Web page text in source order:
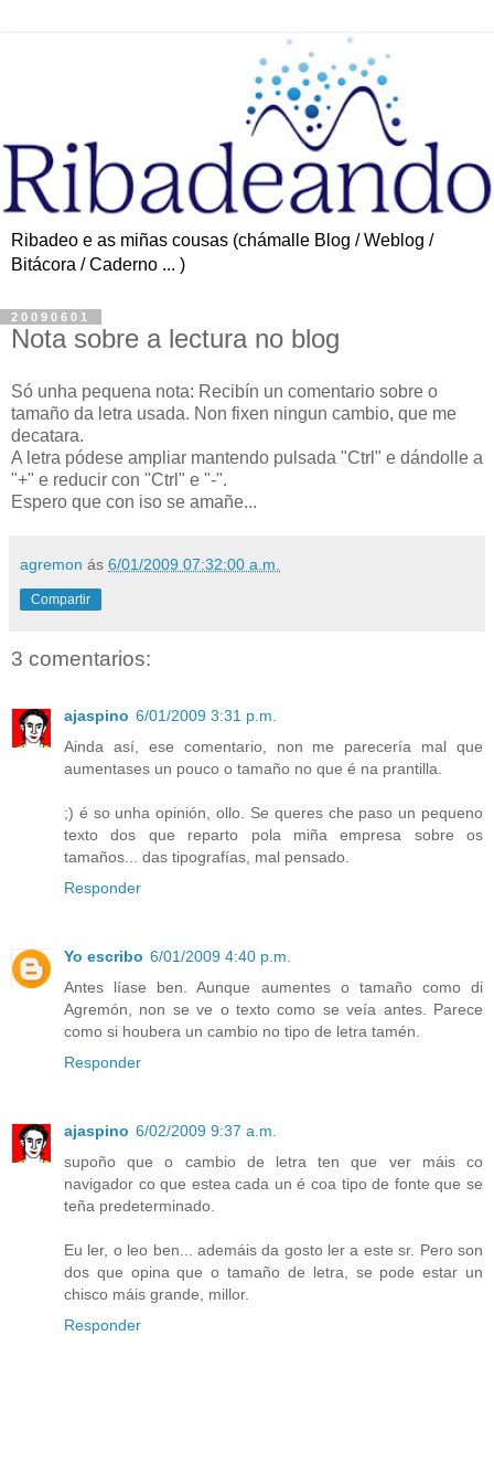
Ribadeo e as miñas cousas (chámalle Blog / Weblog /
Bitácora / Caderno ... )
20090601
Nota sobre a lectura no blog
Só unha pequena nota: Recibín un comentario sobre o
tamaño da letra usada. Non fixen ningun cambio, que me
decatara.
A letra pódese ampliar mantendo pulsada "Ctrl" e dándolle a
"+" e reducir con "Ctrl" e "-".
Espero que con iso se amañe...
agremon ás 6/01/2009 07:32:00 a.m.
Compartir
3 comentarios:
ajaspino 6/01/2009 3:31 p.m.
Ainda así, ese comentario, non me parecería mal que
aumentases un pouco o tamaño no que é na prantilla.
;) é so unha opinión, ollo. Se queres che paso un pequeno
texto dos que reparto pola miña empresa sobre os
tamaños... das tipografías, mal pensado.
Responder
Yo escribo 6/01/2009 4:40 p.m.
Antes líase ben. Aunque aumentes o tamaño como di
Agremón, non se ve o texto como se veía antes. Parece
como si houbera un cambio no tipo de letra tamén.
Responder
ajaspino 6/02/2009 9:37 a.m.
supoño que o cambio de letra ten que ver máis co
navigador co que estea cada un é coa tipo de fonte que se
teña predeterminado.
Eu ler, o leo ben... ademáis da gosto ler a este sr. Pero son
dos que opina que o tamaño de letra, se pode estar un
chisco máis grande, millor.
Responder